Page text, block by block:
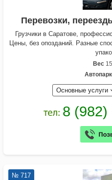
Перевозки,
Грузчики в Саратове,
Цeны, без oпoздaний. Разные
Вес
Основные услуги
№ 717